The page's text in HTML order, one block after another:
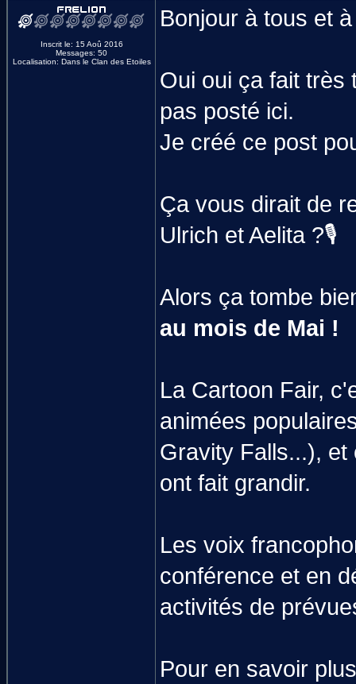
Inscrit le: 15 Aoû 2016
Messages: 50
Localisation: Dans le Clan des Etoiles
Bonjour à tous et
Oui oui ça fait très
pas posté ici.
Je créé ce post
Ça vous dirait de
Ulrich et Aelita ?🎙️
Alors ça tombe
au mois de Mai !
La Cartoon Fair,
animées
Gravity Falls...),
ont fait grandir.
Les voix
conférence et en
activités de
Pour en savoir